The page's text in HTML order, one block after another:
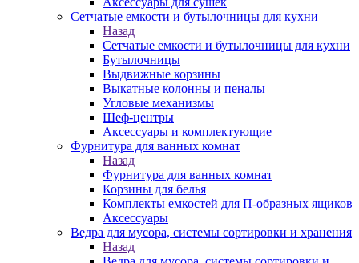
Сетчатые емкости и бутылочницы для кухни
Назад
Сетчатые емкости и бутылочницы для кухни
Бутылочницы
Выдвижные корзины
Выкатные колонны и пеналы
Угловые механизмы
Шеф-центры
Аксессуары и комплектующие
Фурнитура для ванных комнат
Назад
Фурнитура для ванных комнат
Корзины для белья
Комплекты емкостей для П-образных ящиков
Аксессуары
Ведра для мусора, системы сортировки и хранения
Назад